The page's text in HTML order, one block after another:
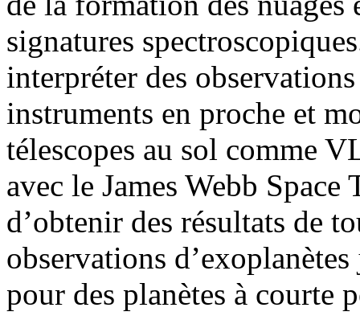
signatures
interpréter des
instruments en proche et
télescopes au sol comme
avec le James Webb
d’obtenir des résultats de
observations
pour des planètes à courte